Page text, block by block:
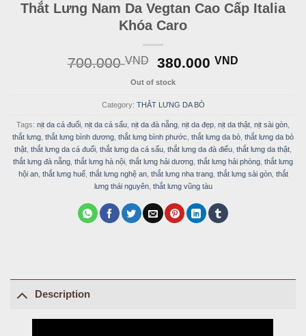
Thắt Lưng Nam Da Vegtan Cao Cấp Italia
Khóa Caro
700.000VND
Original
price
700.000 VND.
380.000VND
Out of stock
Category: THẮT LƯNG DA BÒ
Tags: nịt da cá đuối nịt da cá sấu nịt da đà nẵng nịt da đẹp nịt da thật nịt sài gòn
thắt lưng thắt lưng bình dương thắt lưng bình phước thắt lưng da bò thắt lưng da bò
thật thắt lưng da cá đuối thắt lưng da cá sấu thắt lưng da đà điểu thắt lưng da thật
thắt lưng đà nẵng thắt lưng hà nội thắt lưng hải dương thắt lưng hải phòng thắt lưng
hội an, thắt lưng huế, thắt lưng nghệ an, thắt lưng nha trang, thắt lưng sài gòn, thắt
lưng thái nguyên, thắt lưng vũng tàu
Description